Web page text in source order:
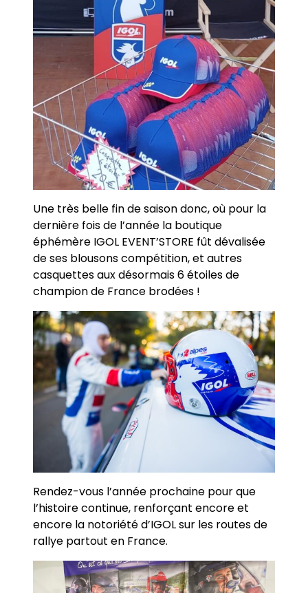
Une très belle fin de saison donc, où pour la
dernière fois de l’année la boutique
éphémère IGOL EVENT’STORE fût dévalisée
de ses blousons compétition, et autres
casquettes aux désormais 6 étoiles de
champion de France brodées !
Rendez-vous l’année prochaine pour que
l’histoire continue, renforçant encore et
encore la notoriété d’IGOL sur les routes de
rallye partout en France.